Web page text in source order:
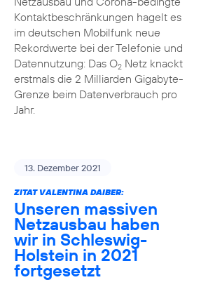
Kontaktbeschränkungen hagelt es
im deutschen Mobilfunk neue
Rekordwerte bei der Telefonie und
Datennutzung: Das O2Netz knackt
erstmals die 2 Milliarden Gigabyte-
Grenze beim Datenverbrauch pro
Jahr.
13. Dezember 2021
ZITAT VALENTINA DAIBER:
Unseren massiven
Netzausbau haben
wir in Schleswig-
Holstein in 2021
fortgesetzt